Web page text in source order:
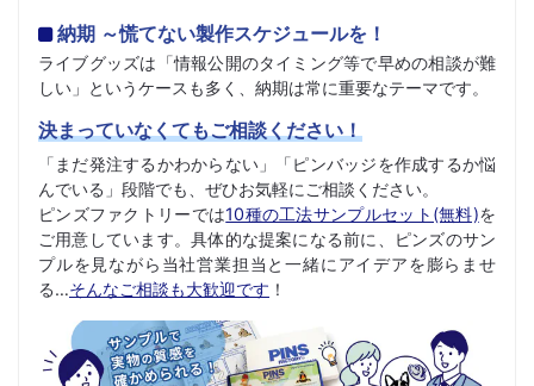
納期 ～慌てない製作スケジュールを！
ライブグッズは「情報公開のタイミング等で早めの相談が難
しい」というケースも多く、納期は常に重要なテーマです。
決まっていなくてもご相談ください！
「まだ発注するかわからない」「ピンバッジを作成するか悩
んでいる」段階でも、ぜひお気軽にご相談ください。
ピンズファクトリーでは10種の工法サンプルセット(無料)を
ご用意しています。具体的な提案になる前に、ピンズのサン
プルを見ながら当社営業担当と一緒にアイデアを膨らませ
る…そんなご相談も大歓迎です ！